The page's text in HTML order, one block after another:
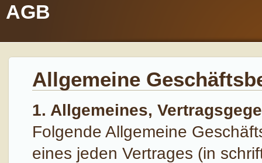
AGB
Allgemeine
1. Allgemeines,
Folgende Allgemeine
eines jeden Vertrages (in